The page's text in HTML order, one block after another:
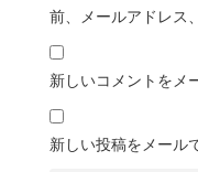
前、メールアドレス
新しいコメントをメ
新しい投稿をメール